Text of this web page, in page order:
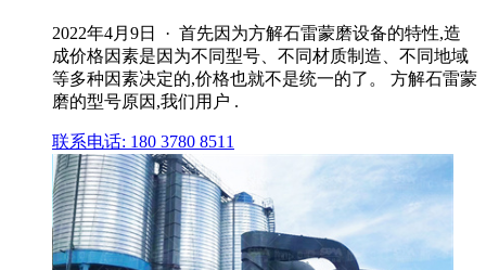
2022年4月9日 · 首先因为方解石雷蒙磨设备的特性,造
成价格因素是因为不同型号、不同材质制造、不同地域
等多种因素决定的,价格也就不是统一的了。 方解石雷蒙
磨的型号原因,我们用户 .
联系电话: 180 3780 8511